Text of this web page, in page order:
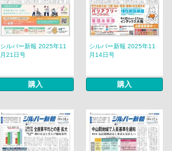
シルバー新報 2025年11
月21日号
購入
シルバー新報 2025年11
月14日号
購入